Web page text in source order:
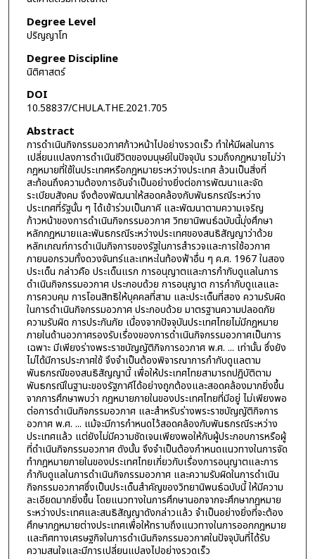
Degree Level
ปริญญาโท
Degree Discipline
นิติศาสตร์
DOI
10.58837/CHULA.THE.2021.705
Abstract
การดำเนินกิจกรรมอวกาศก้าวหน้าไปอย่างรวดเร็ว ทำให้มีผลในการ
เปลี่ยนแปลงการดำเนินชีวิตของมนุษย์ในปัจจุบัน รวมถึงกฎหมายไม่ว่า
กฎหมายที่ใช้ในประเทศหรือกฎหมายระหว่างประเทศ ล้วนเป็นสิ่งที่
สะท้อนถึงความต้องการอันจำเป็นอย่างยิ่งต่อการพัฒนาและจัด
ระเบียบสังคม จึงต้องพัฒนาให้สอดคล้องกับพันธกรณีระหว่าง
ประเทศที่รัฐนั้น ๆ ได้เข้าร่วมเป็นภาคี และพัฒนาตามความเจริญ
ก้าวหน้าของการดำเนินกิจกรรมอวกาศ วิทยานิพนธ์ฉบับนี้มุ่งศึกษา
หลักกฎหมายและพันธกรณีระหว่างประเทศของสนธิสัญญาว่าด้วย
หลักเกณฑ์การดำเนินกิจการของรัฐในการสำรวจและการใช้อวกาศ
ภายนอกรวมทั้งดวงจันทร์และเทหะในท้องฟ้าอื่น ๆ ค.ศ. 1967 ในสอง
ประเด็น กล่าวคือ ประเด็นแรก การอนุญาตและการกำกับดูแลในการ
ดำเนินกิจกรรมอวกาศ ประกอบด้วย การอนุญาต การกำกับดูแลและ
การควบคุม การโอนสิทธิให้บุคคลที่สาม และประเด็นที่สอง ความรับผิด
ในการดำเนินกิจกรรมอวกาศ ประกอบด้วย มาตรฐานความปลอดภัย
ความรับผิด การประกันภัย เนื่องจากปัจจุบันประเทศไทยไม่มีกฎหมาย
ภายในด้านอวกาศรองรับเรื่องของการดำเนินกิจกรรมอวกาศเป็นการ
เฉพาะ มีเพียงร่างพระราชบัญญัติกิจการอวกาศ พ.ศ. ... เท่านั้น ซึ่งยัง
ไม่ได้มีการประกาศใช้ จึงจำเป็นต้องพิจารณาการกำกับดูแลตาม
พันธกรณีของสนธิสัญญานี้ เพื่อให้ประเทศไทยสามารถปฏิบัติตาม
พันธกรณีในฐานะของรัฐภาคีได้อย่างถูกต้องและสอดคล้องมากยิ่งขึ้น
จากการศึกษาพบว่า กฎหมายภายในของประเทศไทยที่มีอยู่ ไม่เพียงพอ
ต่อการดำเนินกิจกรรมอวกาศ และสำหรับร่างพระราชบัญญัติกิจการ
อวกาศ พ.ศ. ... แม้จะมีการกำหนดไว้สอดคล้องกับพันธกรณีระหว่าง
ประเทศแล้ว แต่ยังไม่มีความชัดเจนเพียงพอให้กับผู้ประกอบการหรือผู้
ที่ดำเนินกิจกรรมอวกาศ ดังนั้น จึงจำเป็นต้องกำหนดแนวทางในการจัด
ทำกฎหมายภายในของประเทศไทยเกี่ยวกับเรื่องการอนุญาตและการ
กำกับดูแลในการดำเนินกิจกรรมอวกาศ และความรับผิดในการดำเนิน
กิจกรรมอวกาศซึ่งเป็นประเด็นสำคัญของวิทยานิพนธ์ฉบับนี้ ให้มีความ
ละเอียดมากยิ่งขึ้น โดยแนวทางในการศึกษานอกจากจะศึกษากฎหมาย
ระหว่างประเทศและสนธิสัญญาดังกล่าวแล้ว จำเป็นอย่างยิ่งที่จะต้อง
ศึกษากฎหมายต่างประเทศเพื่อให้ทราบถึงแนวทางในการออกกฎหมาย
และทิศทางเศรษฐกิจในการดำเนินกิจกรรมอวกาศในปัจจุบันที่ได้รับ
ความสนใจและมีการเปลี่ยนแปลงไปอย่างรวดเร็ว